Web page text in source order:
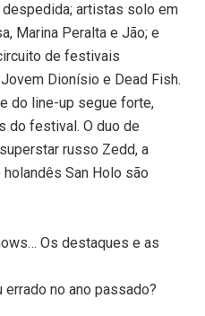
despedida; artistas solo em
Marina Peralta e Jão; e
de festivais
Dionísio e Dead Fish.
do line-up segue forte,
do festival. O duo de
russo Zedd, a
San Holo são
Os destaques e as
no ano passado?